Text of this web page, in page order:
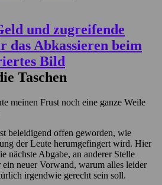
Taschen
meinen Frust noch eine ganze Weile
beleidigend offen geworden, wie
der Leute herumgefingert wird. Hier
nächste Abgabe, an anderer Stelle
neuer Vorwand, warum alles leider
irgendwie gerecht sein soll.